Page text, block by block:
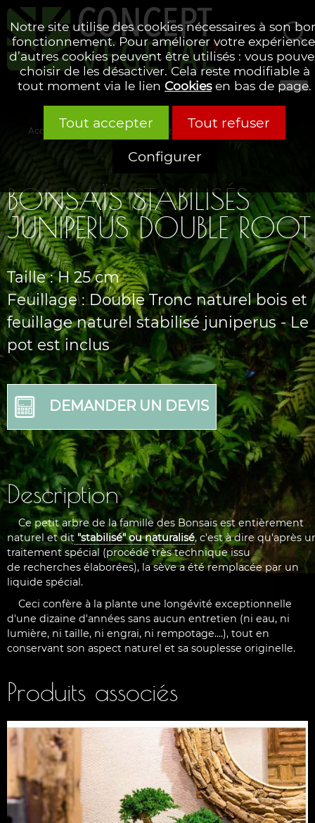
Notre site utilise des cookies nécessaires à son
fonctionnement. Pour améliorer votre
d’autres cookies peuvent être utilisés : vous
choisir de les désactiver. Cela reste modifiable à
tout moment via le lien Cookiesen bas de page.
Tout accepter
Tout refuser
Configurer
Rechercher
Accueil Nos collections Arbres & plantes Nos arbres
BONSAÏS STABILISÉS
JUNIPERUS DOUBLE ROOT
Taille : H 25 cm
Feuillage : Double Tronc naturel bois et
feuillage naturel stabilisé juniperus - Le
pot est inclus
DEMANDER UN DEVIS
Description
Ce petit arbre de la famille des Bonsaïs est entièrement
naturel et dit "stabilisé" ou naturalisé, c'est à dire qu'après
traitement spécial (procédé très technique issu
de recherches élaborées), la sève a été remplacée par un
liquide spécial.
Ceci confère à la plante une longévité exceptionnelle
d'une dizaine d'années sans aucun entretien (ni eau, ni
lumière, ni taille, ni engrai, ni rempotage....), tout en
conservant son aspect naturel et sa souplesse originelle.
Produits associés